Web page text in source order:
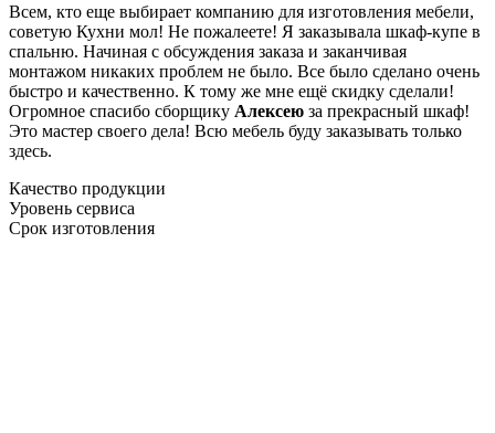
Всем, кто еще выбирает компанию для изготовления мебели,
советую Кухни мол! Не пожалеете! Я заказывала шкаф-купе в
спальню. Начиная с обсуждения заказа и заканчивая
монтажом никаких проблем не было. Все было сделано очень
быстро и качественно. К тому же мне ещё скидку сделали!
Огромное спасибо сборщику Алексею за прекрасный шкаф!
Это мастер своего дела! Всю мебель буду заказывать только
здесь.
Качество продукции
Уровень сервиса
Срок изготовления